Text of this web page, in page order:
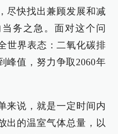
尽快找出兼顾发展和减
务之急。面对这个问
世界表态：二氧化碳排
峰值，努力争取2060年
来说，就是一定时间内
出的温室气体总量，以